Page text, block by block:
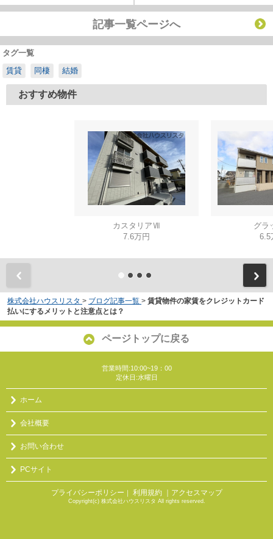
記事一覧ページへ
タグ一覧
賃貸
同棲 結婚
おすすめ物件
カスタリアⅦ
7.6万円
グラ
6.5
株式会社ハウスリスタ > ブログ記事一覧 > 賃貸物件の家賃をクレジットカード
払いにするメリットと注意点とは？
ページトップに戻る
営業時間:10:00~19：00
定休日:水曜日
ホーム
会社概要
お問い合わせ
PCサイト
プライバシーポリシー ｜ 利用規約 ｜アクセスマップ
Copyright(c) 株式会社ハウスリスタ All rights reserved.